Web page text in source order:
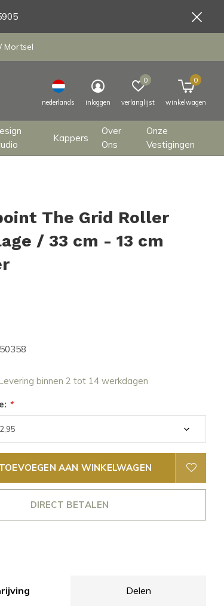
Kappers
Over
Ons
Onze
Vestigingen
nederlands inloggen verlanglijst
0
winkelwagen
0
Mortsel
The Grid Roller
/ 33 cm - 13 cm
binnen 2 tot 14 werkdagen
*
TOEVOEGEN AAN WINKELWAGEN
DIRECT BETALEN
Delen